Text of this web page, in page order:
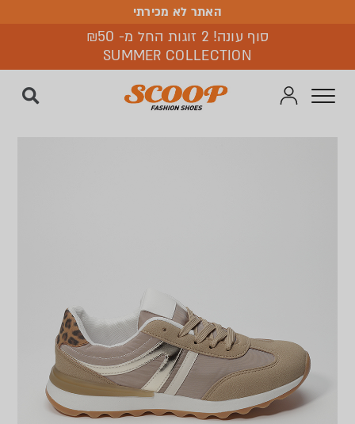
האתר לא מכירתי
האתר לא מכירתי
סוף עונה! 2 זוגות החל מ- ₪50
SUMMER COLLECTION